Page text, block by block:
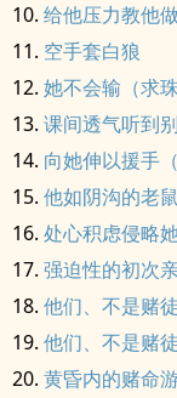
给他压力教他
空手套白狼
她不会输（求
课间透气听到
向她伸以援手
他如阴沟的老
处心积虑侵略
强迫性的初次
他们、不是赌徒
他们、不是赌徒
黄昏内的赌命